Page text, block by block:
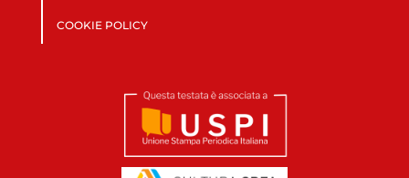
COOKIE POLICY